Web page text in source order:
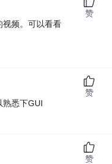
视频。可以看看
赞
熟悉下GUI
赞
赞